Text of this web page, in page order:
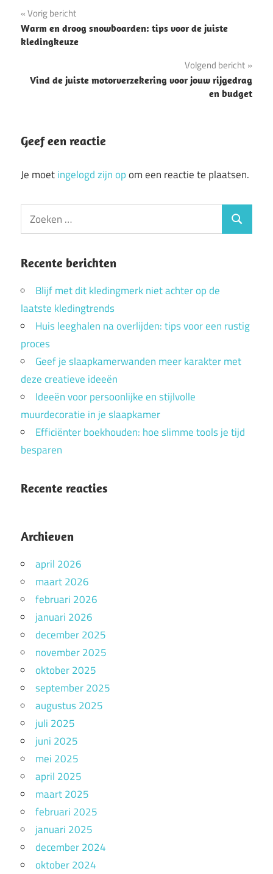
Bericht
navigatie
Vorig bericht
Warm en droog snowboarden: tips voor de juiste
kledingkeuze
Volgend bericht
Vind de juiste motorverzekering voor jouw rijgedrag
en budget
Geef een reactie
Je moetingelogd zijn opom een reactie te plaatsen.
Zoeken
naar:
Zoeken
Recente berichten
Blijf met dit kledingmerk niet achter op de
laatste kledingtrends
Huis leeghalen na overlijden: tips voor een rustig
proces
Geef je slaapkamerwanden meer karakter met
deze creatieve ideeën
Ideeën voor persoonlijke en stijlvolle
muurdecoratie in je slaapkamer
Efficiënter boekhouden: hoe slimme tools je tijd
besparen
Recente reacties
Archieven
april 2026
maart 2026
februari 2026
januari 2026
december 2025
november 2025
oktober 2025
september 2025
augustus 2025
juli 2025
juni 2025
mei 2025
april 2025
maart 2025
februari 2025
januari 2025
december 2024
oktober 2024